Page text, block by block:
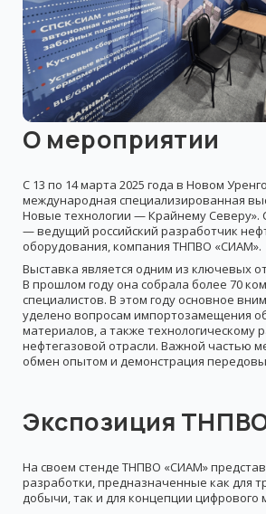
О мероприятии
С 13 по 14 марта 2025 года в Новом
международная специализированная
Новые технологии — Крайнему Северу».
— ведущий российский разработчик
оборудования, компания ТНПВО «СИАМ».
Выставка является одним из ключевых
В прошлом году она собрала более 70
специалистов. В этом году основное
уделено вопросам импортозамещения
материалов, а также технологическому
нефтегазовой отрасли. Важной частью
обмен опытом и демонстрация
Экспозиция
На своем стенде ТНПВО «СИАМ»
разработки, предназначенные как для
добычи, так и для концепции цифрового